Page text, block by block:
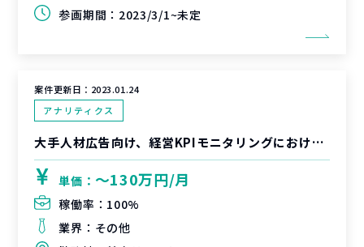
参画期間： 2023/3/1~未定
案件更新日： 2023.01.24
アナリティクス
大手人材広告向け、経営KPIモニタリングにおけるデータマート開発支援
単価： 〜130万円/月
稼働率： 100%
業界： その他